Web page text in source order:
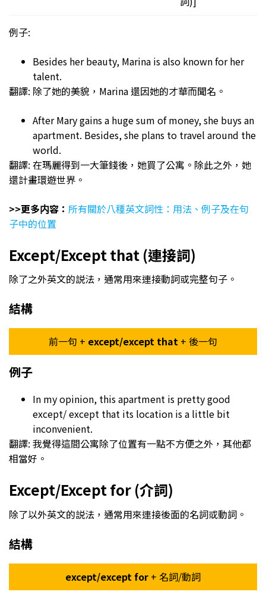
例子:
Besides her beauty, Marina is also known for her
talent.
翻譯: 除了她的美貌，Marina 還因她的才華而聞名。
After Mary gains a huge sum of money, she buys an
apartment. Besides, she plans to travel around the
world.
翻譯: 在瑪麗得到一大筆錢後，她買了公寓。除此之外，她
還計畫環遊世界。
>>更多内容： 所有關於八種英文詞性：用法、例子及在句
子中的位置
Except/Except that (連接詞)
除了之外英文的説法，通常用來連接動詞或完整句子。
結構
前一句 + except/except that + 後一句
例子
In my opinion, this apartment is pretty good
except/ except that its location is a little bit
inconvenient.
翻譯: 我覺得這間公寓除了位置有一點不方便之外，其他都
相當好。
Except/Except for (介詞)
除了以外英文的説法，通常用來連接後面的名詞或動詞。
結構
except/except for + 名詞/動詞